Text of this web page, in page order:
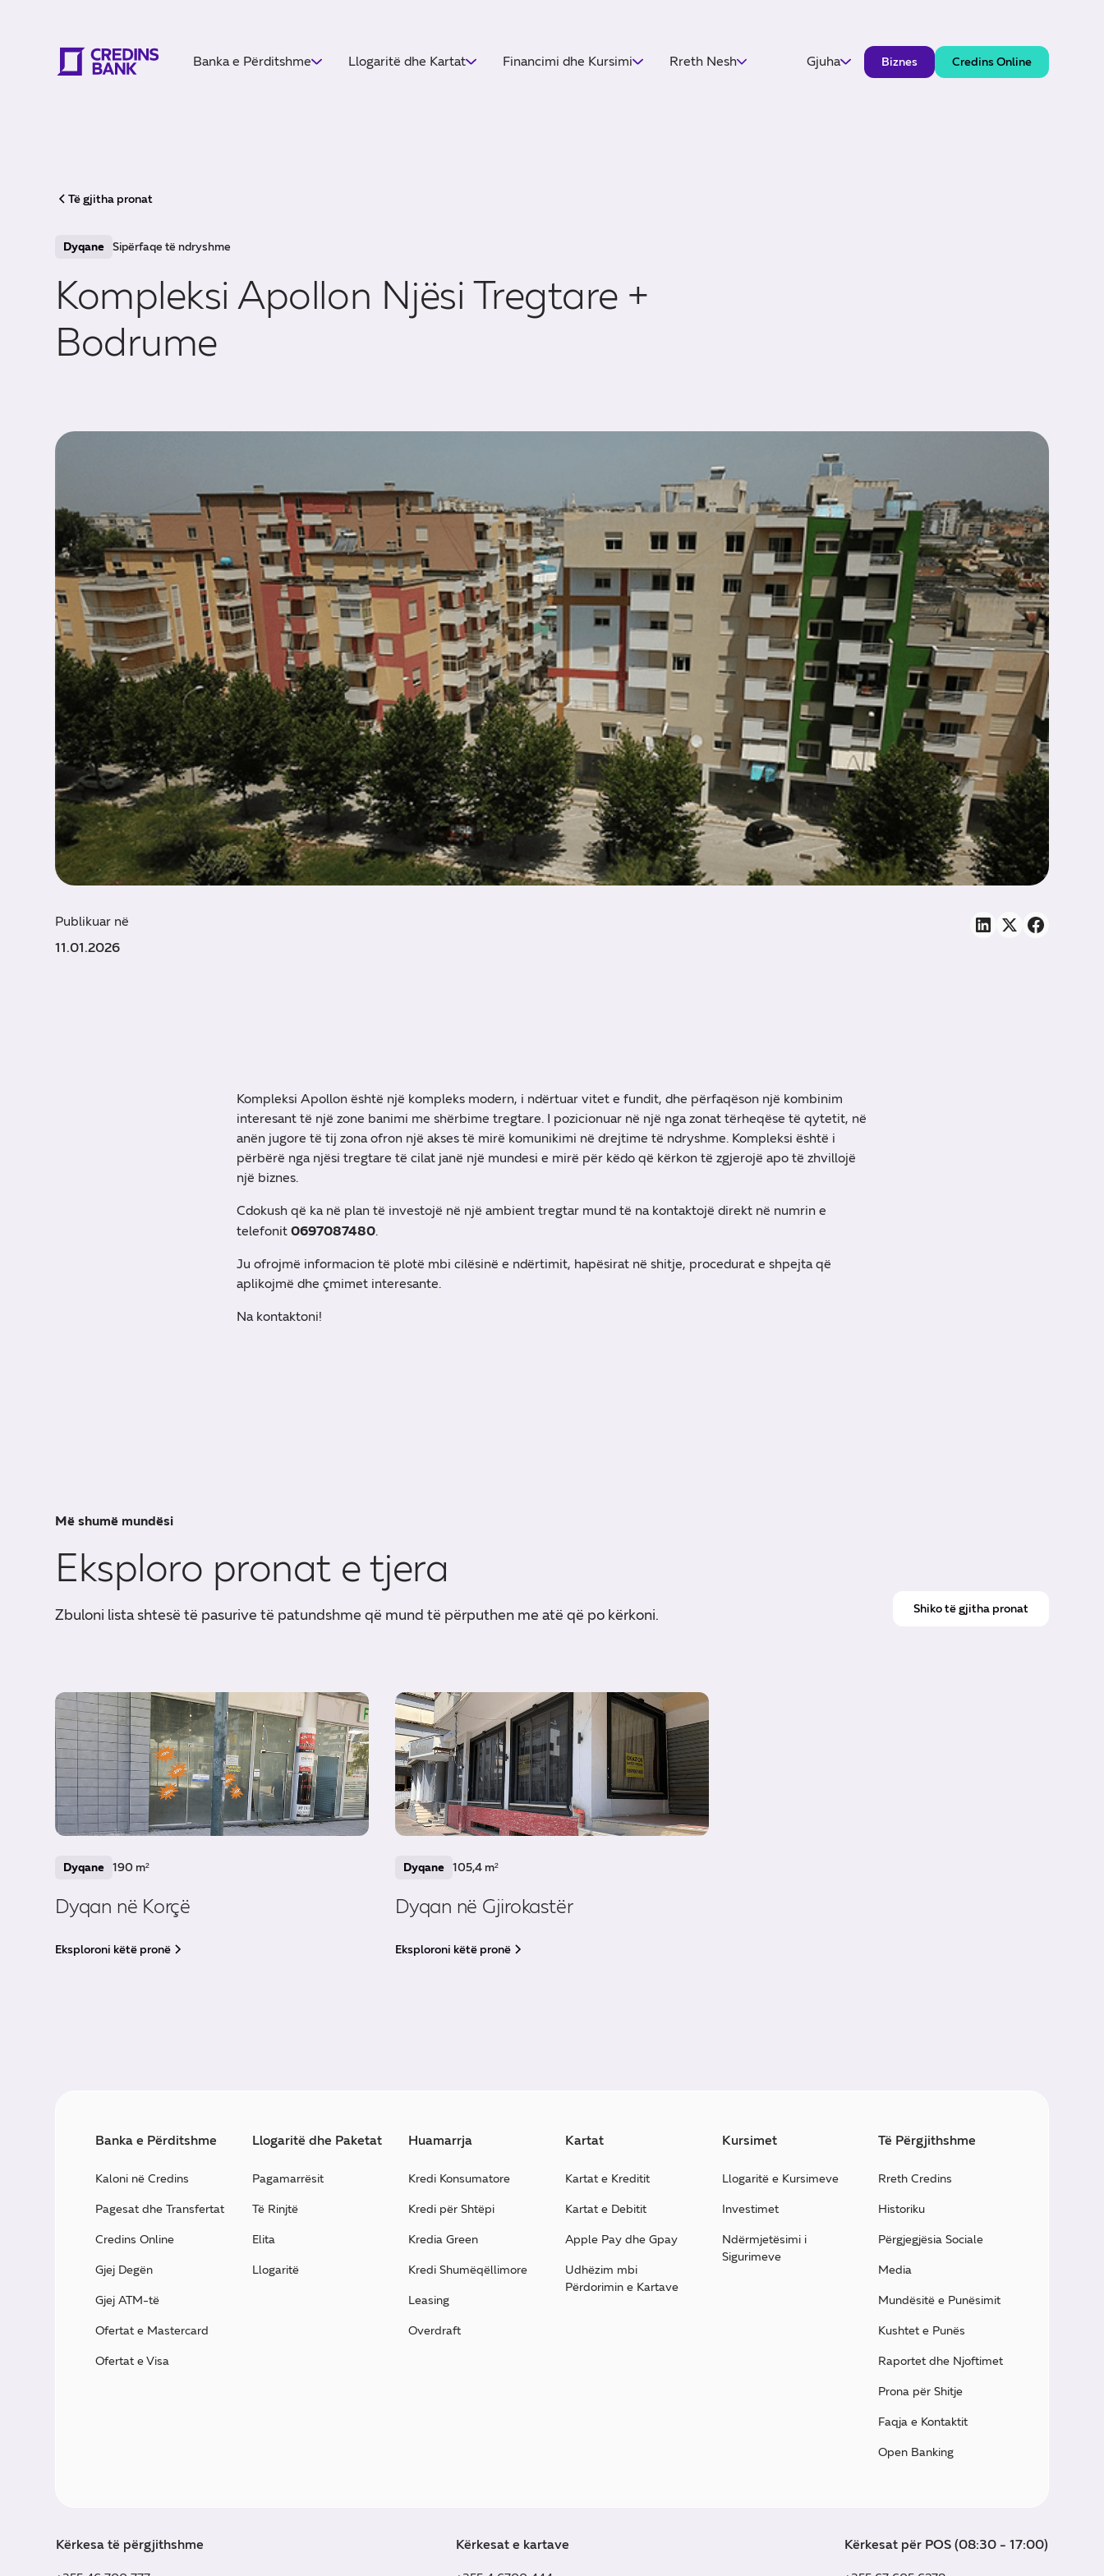
Banka e Përditshme Llogaritë dhe Kartat Financimi dhe Kursimi Rreth Nesh Gjuha Biznes Credins Online
Të gjitha pronat
Dyqane Sipërfaqe të ndryshme
Kompleksi Apollon Njësi Tregtare +
Bodrume
Publikuar në
11.01.2026
Kompleksi Apollon është një kompleks modern, i ndërtuar vitet e fundit, dhe përfaqëson një kombinim
interesant të një zone banimi me shërbime tregtare. I pozicionuar në një nga zonat tërheqëse të qytetit, në
anën jugore të tij zona ofron një akses të mirë komunikimi në drejtime të ndryshme. Kompleksi është i
përbërë nga njësi tregtare të cilat janë një mundesi e mirë për këdo që kërkon të zgjerojë apo të zhvillojë
një biznes.
Cdokush që ka në plan të investojë në një ambient tregtar mund të na kontaktojë direkt në numrin e
telefonit 0697087480.
Ju ofrojmë informacion të plotë mbi cilësinë e ndërtimit, hapësirat në shitje, procedurat e shpejta që
aplikojmë dhe çmimet interesante.
Na kontaktoni!
Më shumë mundësi
Eksploro pronat e tjera
Zbuloni lista shtesë të pasurive të patundshme që mund të përputhen me atë që po kërkoni. Shiko të gjitha pronat
Dyqane 190 m²
Dyqan në Korçë
Eksploroni këtë pronë
Dyqane 105,4 m²
Dyqan në Gjirokastër
Eksploroni këtë pronë
Banka e Përditshme
Kaloni në Credins
Pagesat dhe Transfertat
Credins Online
Gjej Degën
Gjej ATM-të
Ofertat e Mastercard
Ofertat e Visa
Llogaritë dhe Paketat
Pagamarrësit
Të Rinjtë
Elita
Llogaritë
Huamarrja
Kredi Konsumatore
Kredi për Shtëpi
Kredia Green
Kredi Shumëqëllimore
Leasing
Overdraft
Kartat
Kartat e Kreditit
Kartat e Debitit
Apple Pay dhe Gpay
Udhëzim mbi
Përdorimin e Kartave
Kursimet
Llogaritë e Kursimeve
Investimet
Ndërmjetësimi i
Sigurimeve
Të Përgjithshme
Rreth Credins
Historiku
Përgjegjësia Sociale
Media
Mundësitë e Punësimit
Kushtet e Punës
Raportet dhe Njoftimet
Prona për Shitje
Faqja e Kontaktit
Open Banking
Kërkesa të përgjithshme Kërkesat e kartave Kërkesat për POS (08:30 - 17:00)